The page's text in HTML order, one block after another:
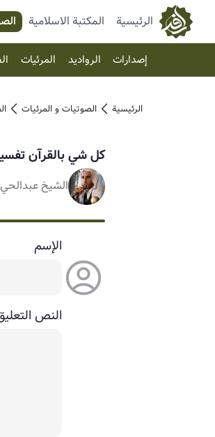
الرئيسية المكتبة الاسلامية
إصدارات الرواديد المرئیات
الرئيسية الصوتیات و المرئیات
كل شي بالقرآن
الشيخ
الإسم
النص